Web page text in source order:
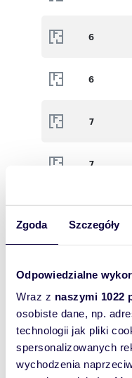
Zgoda Szczegóły
Odpowiedzialne
Wraz z naszymi 1022
osobiste dane, np.
technologii jak pliki
spersonalizowanych
wychodzenia
6
6
7
7
7
8
9